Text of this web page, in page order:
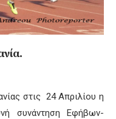
στις 24 Απριλίου η
συνάντηση Εφήβων-